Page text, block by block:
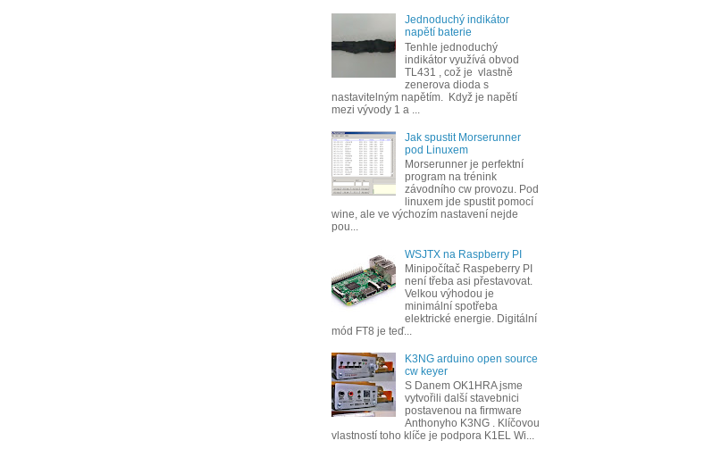
Jednoduchý indikátor
napětí baterie
Tenhle jednoduchý
indikátor využívá obvod
TL431 , což je vlastně
zenerova dioda s
nastavitelným napětím. Když je napětí
mezi vývody 1 a ...
Jak spustit Morserunner
pod Linuxem
Morserunner je perfektní
program na trénink
závodního cw provozu. Pod
linuxem jde spustit pomocí
wine, ale ve výchozím nastavení nejde
pou...
WSJTX na Raspberry PI
Minipočítač Raspeberry PI
není třeba asi přestavovat.
Velkou výhodou je
minimální spotřeba
elektrické energie. Digitální
mód FT8 je teď...
K3NG arduino open source
cw keyer
S Danem OK1HRA jsme
vytvořili další stavebnici
postavenou na firmware
Anthonyho K3NG . Klíčovou
vlastností toho klíče je podpora K1EL Wi...